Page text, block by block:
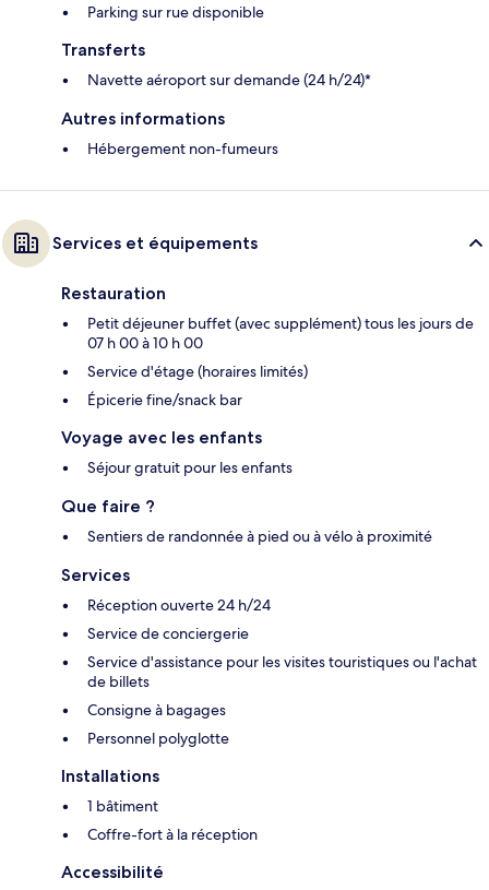
Parking sur rue disponible
Transferts
Navette aéroport sur demande (24 h/24)*
Autres informations
Hébergement non-fumeurs
Services et équipements
Restauration
Petit déjeuner buffet (avec supplément) tous les jours de
07 h 00 à 10 h 00
Service d'étage (horaires limités)
Épicerie fine/snack bar
Voyage avec les enfants
Séjour gratuit pour les enfants
Que faire ?
Sentiers de randonnée à pied ou à vélo à proximité
Services
Réception ouverte 24 h/24
Service de conciergerie
Service d'assistance pour les visites touristiques ou l'achat
de billets
Consigne à bagages
Personnel polyglotte
Installations
1 bâtiment
Coffre-fort à la réception
Accessibilité